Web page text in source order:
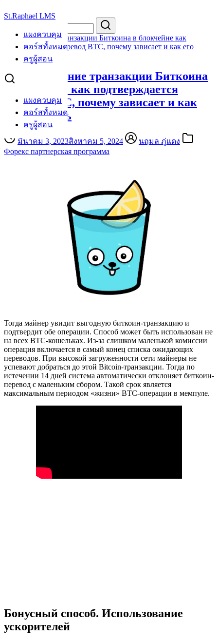
to
St.Raphael LMS
แผงควบคุม
คอร์สทั้งหมด
ครูผู้สอน
แผงควบคุม
คอร์สทั้งหมด
ครูผู้สอน
Search
Подтверждение транзакции Биткоина в блокчейне как
подтверждается перевод BTC, почему зависает и как его
ускорить
Подтверждение транзакции Биткоина
в блокчейне как подтверждается
перевод BTC, почему зависает и как
его ускорить
มีนาคม 3, 2023สิงหาคม 5, 2024
นฤมล ภู่แดง
Форекс партнерская программа
Тогда майнер увидит выгодную биткоин-транзакцию и
подтвердит обе операции. Способ может быть использован не
на всех BTC-кошельках. Из-за слишком маленькой комиссии
операция включается в самый конец списка ожидающих
переводов. При высокой загруженности сети майнеры не
успевают добраться до этой Bitcoin-транзакции. Тогда по
истечении 14 дней система автоматически отклоняет биткоин-
перевод с маленьким сбором. Такой срок является
максимальным периодом «жизни» BTC-операции в мемпуле.
Бонусный способ. Использование
ускорителей